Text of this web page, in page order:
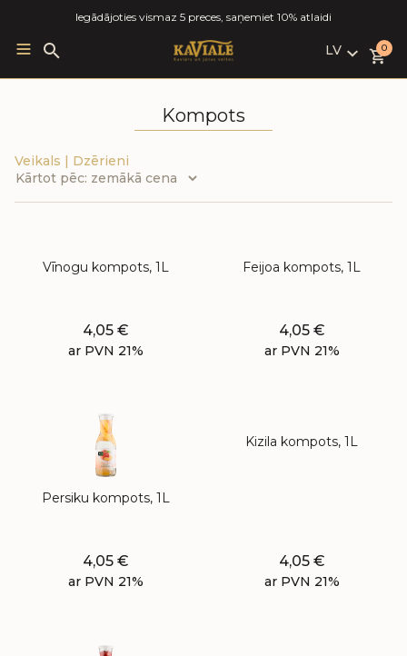
Iegādājoties vismaz 5 preces, saņemiet 10% atlaidi
Search
for:
LV
LV
0
Kompots
Veikals | Dzērieni
Vīnogu kompots, 1L
4,05 €
ar PVN 21%
Feijoa kompots, 1L
4,05 €
ar PVN 21%
Persiku kompots, 1L
4,05 €
ar PVN 21%
Kizila kompots, 1L
4,05 €
ar PVN 21%